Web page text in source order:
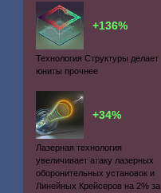
+136%
Технология Структуры делает
юниты прочнее
+34%
Лазерная технология
увеличивает атаку лазерных
оборонительных установок и
Линейных Крейсеров на 2% за